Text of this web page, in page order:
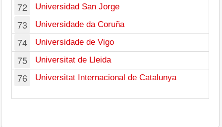
72 Universidad San Jorge
73 Universidade da Coruña
74 Universidade de Vigo
75 Universitat de Lleida
76 Universitat Internacional de Catalunya